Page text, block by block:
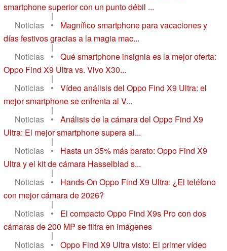
smartphone superior con un punto débil ...
|
Noticias
•
Magnífico smartphone para vacaciones y
días festivos gracias a la magia mac...
|
Noticias
•
Qué smartphone insignia es la mejor oferta:
Oppo Find X9 Ultra vs. Vivo X30...
|
Noticias
•
Vídeo análisis del Oppo Find X9 Ultra: el
mejor smartphone se enfrenta al V...
|
Noticias
•
Análisis de la cámara del Oppo Find X9
Ultra: El mejor smartphone supera al...
|
Noticias
•
Hasta un 35% más barato: Oppo Find X9
Ultra y el kit de cámara Hasselblad s...
|
Noticias
•
Hands-On Oppo Find X9 Ultra: ¿El teléfono
con mejor cámara de 2026?
|
Noticias
•
El compacto Oppo Find X9s Pro con dos
cámaras de 200 MP se filtra en imágenes
|
Noticias
•
Oppo Find X9 Ultra visto: El primer vídeo